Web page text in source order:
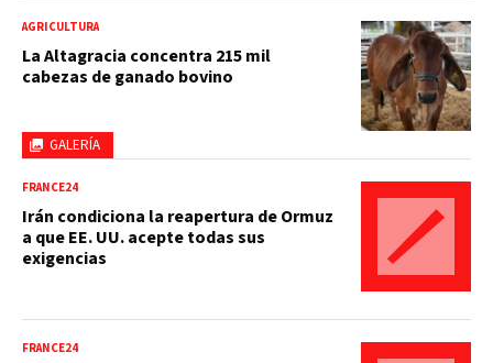
GALERÍA
AGRICULTURA
La Altagracia concentra 215 mil
cabezas de ganado bovino
FRANCE24
Irán condiciona la reapertura de Ormuz
a que EE. UU. acepte todas sus
exigencias
FRANCE24